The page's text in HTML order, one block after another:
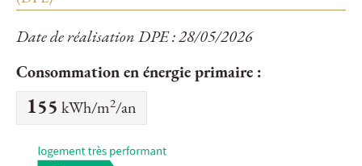
Date de réalisation DPE : 28/05/2026
Consommation en énergie primaire :
155 kWh/m2/an